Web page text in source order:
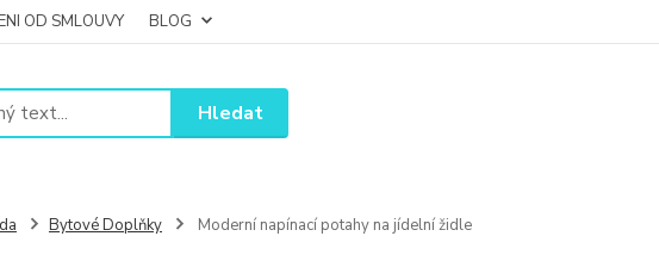
OD SMLOUVY BLOG
Hledat
Bytové Doplňky Moderní napínací potahy na jídelní židle